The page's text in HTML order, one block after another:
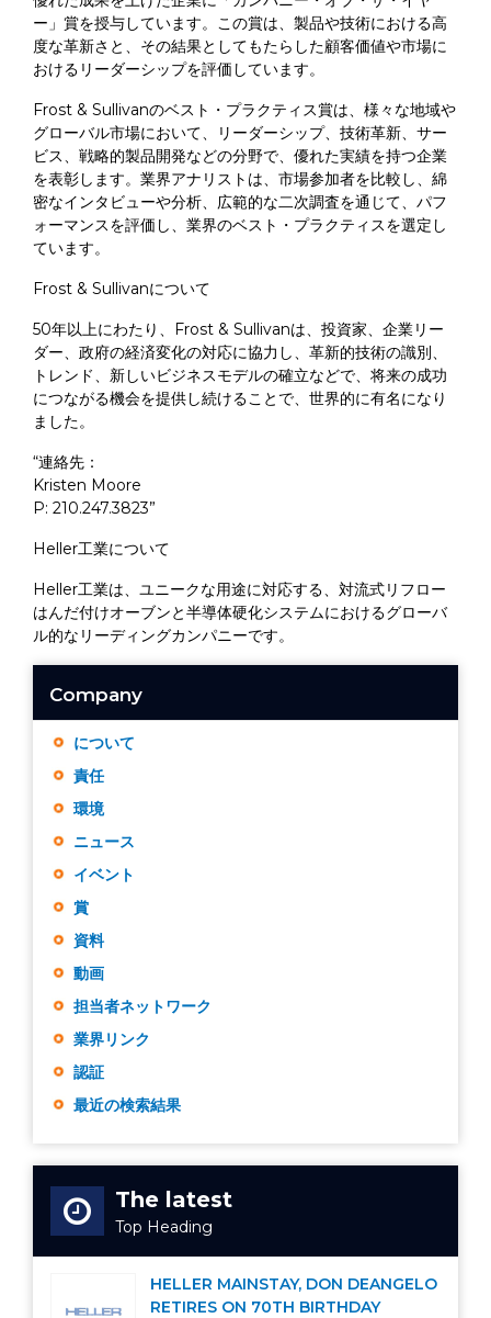
ー」賞を授与しています。この賞は、製品や技術における高
度な革新さと、その結果としてもたらした顧客価値や市場に
おけるリーダーシップを評価しています。
Frost & Sullivanのベスト・プラクティス賞は、様々な地域や
グローバル市場において、リーダーシップ、技術革新、サー
ビス、戦略的製品開発などの分野で、優れた実績を持つ企業
を表彰します。業界アナリストは、市場参加者を比較し、綿
密なインタビューや分析、広範的な二次調査を通じて、パフ
ォーマンスを評価し、業界のベスト・プラクティスを選定し
ています。
Frost & Sullivanについて
50年以上にわたり、Frost & Sullivanは、投資家、企業リー
ダー、政府の経済変化の対応に協力し、革新的技術の識別、
トレンド、新しいビジネスモデルの確立などで、将来の成功
につながる機会を提供し続けることで、世界的に有名になり
ました。
“連絡先：
Kristen Moore
P: 210.247.3823”
Heller工業について
Heller工業は、ユニークな用途に対応する、対流式リフロー
はんだ付けオーブンと半導体硬化システムにおけるグローバ
ル的なリーディングカンパニーです。
Company
について
責任
環境
ニュース
イベント
賞
資料
動画
担当者ネットワーク
業界リンク
認証
最近の検索結果
The latest
Top Heading
HELLER MAINSTAY, DON DEANGELO
RETIRES ON 70TH BIRTHDAY